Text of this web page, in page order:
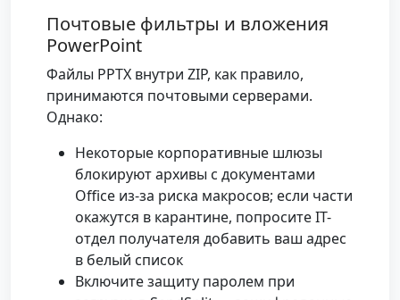
Почтовые фильтры и вложения
PowerPoint
Файлы PPTX внутри ZIP, как правило,
принимаются почтовыми серверами.
Однако:
Некоторые корпоративные шлюзы
блокируют архивы с документами
Office из-за риска макросов; если части
окажутся в карантине, попросите IT-
отдел получателя добавить ваш адрес
в белый список
Включите защиту паролем при